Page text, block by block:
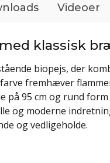
Videoer
klassisk
biopejs, der
fremhæver
95 cm og rund
og moderne
og vedligeholde.